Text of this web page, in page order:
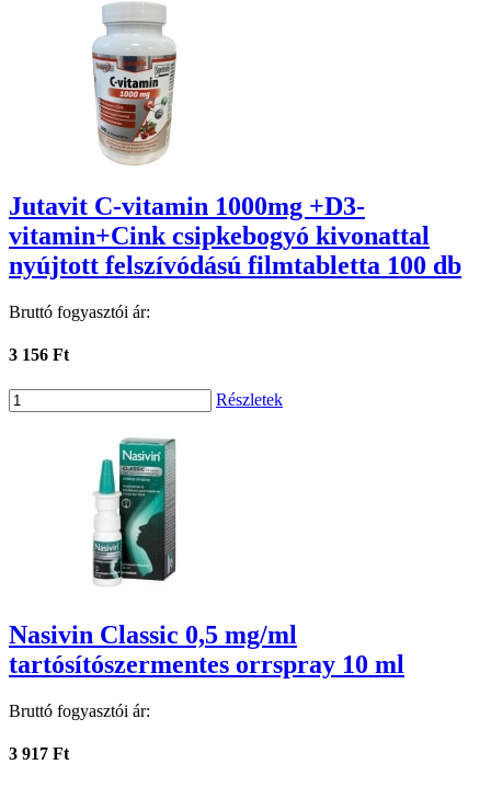
Jutavit C-vitamin 1000mg +D3-
vitamin+Cink csipkebogyó kivonattal
nyújtott felszívódású filmtabletta 100 db
Bruttó fogyasztói ár:
3 156 Ft
Részletek
Nasivin Classic 0,5 mg/ml
tartósítószermentes orrspray 10 ml
Bruttó fogyasztói ár:
3 917 Ft